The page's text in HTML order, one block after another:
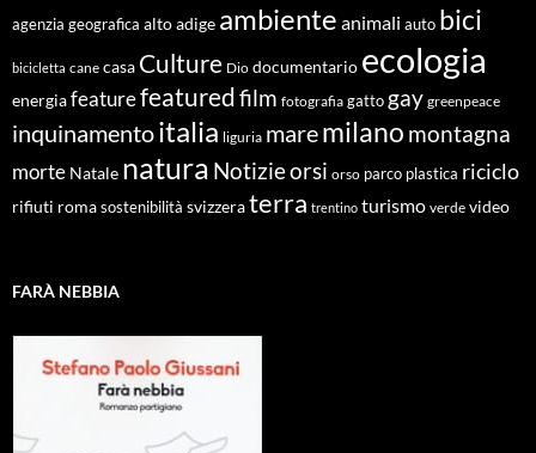
agenzia geografica alto adige ambiente animali auto bici
bicicletta cane casa Culture Dio documentario ecologia
energiafeaturefeaturedfilm fotografia gatto gay greenpeace
inquinamentoitalia liguria maremilano montagna
morte Natale natura Notizieorsi orso parco plastica riciclo
rifiuti roma sostenibilità svizzeraterra trentino turismo verde video
FARÀ NEBBIA